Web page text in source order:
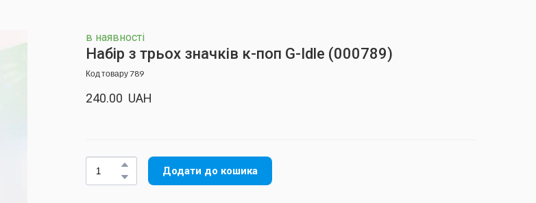
в наявності
Набір з трьох значків к-поп G-Idle (000789)
Код товару 789
240.00  UAH
Додати до кошика